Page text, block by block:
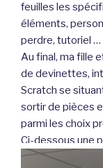
feuilles les
éléments,
perdre, tutoriel …
Au final, ma fille
de devinettes,
Scratch se
sortir de pièces
parmi les choix
Ci-dessous une